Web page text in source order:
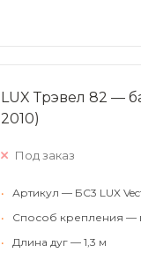
LUX Трэвел 82 —
2010)
Под заказ
•
Артикул — БС3 LUX
•
Способ крепления —
•
Длина дуг — 1,3 м